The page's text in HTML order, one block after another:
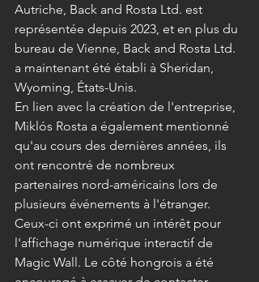
Autriche, Back and Rosta Ltd. est
représentée depuis 2023, et en plus du
bureau de Vienne, Back and Rosta Ltd.
a maintenant été établi à Sheridan,
Wyoming, États-Unis.
En lien avec la création de l'entreprise,
Miklós Rosta a également mentionné
qu'au cours des dernières années, ils
ont rencontré de nombreux
partenaires nord-américains lors de
plusieurs événements à l'étranger.
Ceux-ci ont exprimé un intérêt pour
l'affichage numérique interactif de
Magic Wall. Le côté hongrois a été